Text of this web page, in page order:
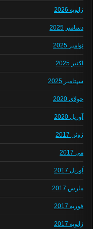
ژانویه 2026
دسامبر 2025
نوامبر 2025
اکتبر 2025
سپتامبر 2025
جولای 2020
آوریل 2020
ژوئن 2017
می 2017
آوریل 2017
مارس 2017
فوریه 2017
ژانویه 2017